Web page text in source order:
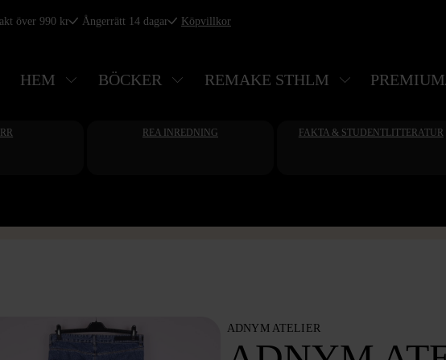
över 990 kr Ångerrätt 14 dagar Köpvillkor
HEM BÖCKER REMAKE STHLM
REA INREDNING FAKTA & STUDENTLITTERATUR
ADNYM ATELIER